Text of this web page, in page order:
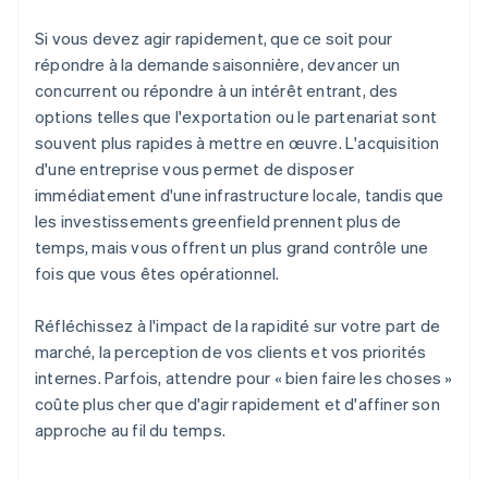
Si vous devez agir rapidement, que ce soit pour
répondre à la demande saisonnière, devancer un
concurrent ou répondre à un intérêt entrant, des
options telles que l'exportation ou le partenariat sont
souvent plus rapides à mettre en œuvre. L'acquisition
d'une entreprise vous permet de disposer
immédiatement d'une infrastructure locale, tandis que
les investissements greenfield prennent plus de
temps, mais vous offrent un plus grand contrôle une
fois que vous êtes opérationnel.
Réfléchissez à l'impact de la rapidité sur votre part de
marché, la perception de vos clients et vos priorités
internes. Parfois, attendre pour « bien faire les choses »
coûte plus cher que d'agir rapidement et d'affiner son
approche au fil du temps.